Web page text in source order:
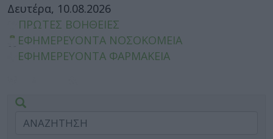
Δευτέρα, 10.08.2026
ΠΡΩΤΕΣ ΒΟΗΘΕΙΕΣ
ΕΦΗΜΕΡΕΥΟΝΤΑ ΝΟΣΟΚΟΜΕΙΑ
ΕΦΗΜΕΡΕΥΟΝΤΑ ΦΑΡΜΑΚΕΙΑ